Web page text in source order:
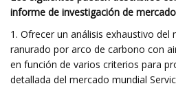
informe de investigación de
1. Ofrecer un análisis exhaustivo del
ranurado por arco de carbono con
en función de varios criterios para
detallada del mercado mundial